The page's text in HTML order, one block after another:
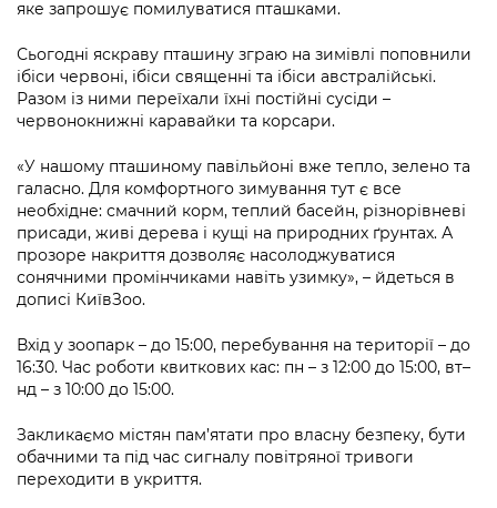
Підприємства, установи, організації
Kyiv International Relations
Річні звіти
Безбар'єрність
Київська міська військова адміністрація
Безбар'єрність
Портал послуг
Міський застосунок Київ Цифровий
Важливе під час воєнного стану
Уряд» – місцевий рівень»
Важливе під час воєнного стану
Про відкриті дані
Портал даних Києва
Публічні дашборди
яке запрошує помилуватися пташками.
Сьогодні яскраву пташину зграю на зимівлі поповнили
ібіси червоні, ібіси священні та ібіси австралійські.
Разом із ними переїхали їхні постійні сусіди –
червонокнижні каравайки та корсари.
«У нашому пташиному павільйоні вже тепло, зелено та
галасно. Для комфортного зимування тут є все
необхідне: смачний корм, теплий басейн, різнорівневі
присади, живі дерева і кущі на природних ґрунтах. А
прозоре накриття дозволяє насолоджуватися
сонячними промінчиками навіть узимку», – йдеться в
дописі КиївЗоо.
Вхід у зоопарк – до 15:00, перебування на території – до
16:30. Час роботи квиткових кас: пн – з 12:00 до 15:00, вт–
нд – з 10:00 до 15:00.
Закликаємо містян пам’ятати про власну безпеку, бути
обачними та під час сигналу повітряної тривоги
переходити в укриття.